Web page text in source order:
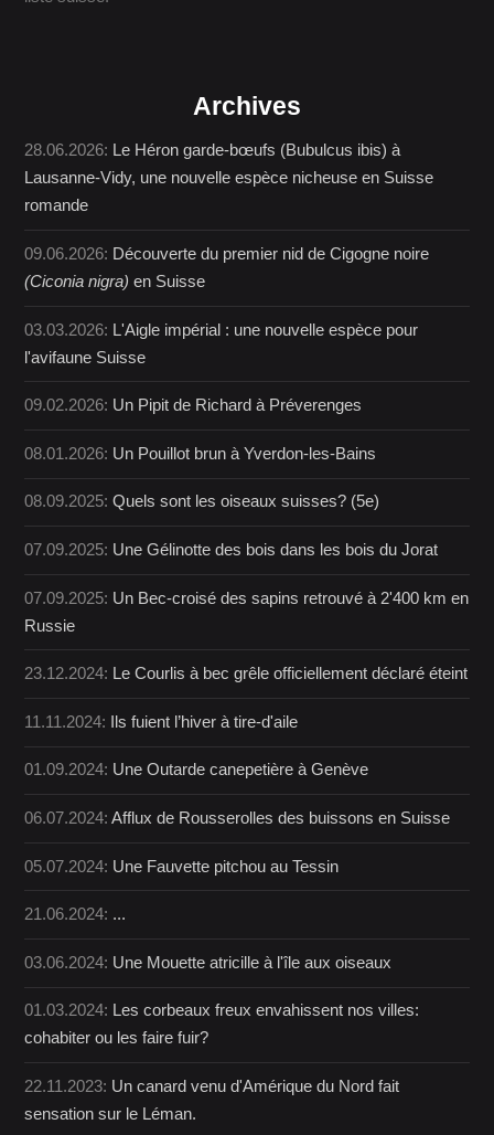
Archives
28.06.2026: Le Héron garde-bœufs (Bubulcus ibis) à
Lausanne-Vidy, une nouvelle espèce nicheuse en Suisse
romande
09.06.2026: Découverte du premier nid de Cigogne noire
(Ciconia nigra) en Suisse
03.03.2026: L'Aigle impérial : une nouvelle espèce pour
l'avifaune Suisse
09.02.2026: Un Pipit de Richard à Préverenges
08.01.2026: Un Pouillot brun à Yverdon-les-Bains
08.09.2025:Quels sont les oiseaux suisses? (5e)
07.09.2025: Une Gélinotte des bois dans les bois du Jorat
07.09.2025: Un Bec-croisé des sapins retrouvé à 2'400 km en
Russie
23.12.2024: Le Courlis à bec grêle officiellement déclaré éteint
11.11.2024: Ils fuient l’hiver à tire-d'aile
01.09.2024: Une Outarde canepetière à Genève
06.07.2024:Afflux de Rousserolles des buissons en Suisse
05.07.2024: Une Fauvette pitchou au Tessin
21.06.2024: ...
03.06.2024: Une Mouette atricille à l'île aux oiseaux
01.03.2024: Les corbeaux freux envahissent nos villes:
cohabiter ou les faire fuir?
22.11.2023: Un canard venu d'Amérique du Nord fait
sensation sur le Léman.